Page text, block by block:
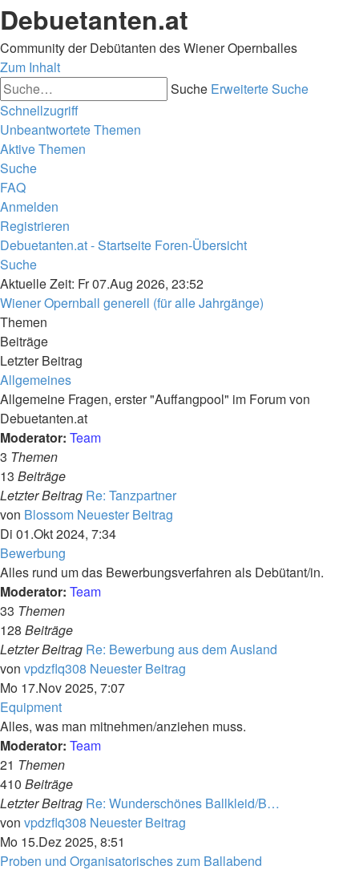
Debuetanten.at
Community der Debütanten des Wiener Opernballes
Zum Inhalt
Suche Erweiterte Suche
Schnellzugriff
Unbeantwortete Themen
Aktive Themen
Suche
FAQ
Anmelden
Registrieren
Debuetanten.at - Startseite Foren-Übersicht
Suche
Aktuelle Zeit: Fr 07.Aug 2026, 23:52
Wiener Opernball generell (für alle Jahrgänge)
Themen
Beiträge
Letzter Beitrag
Allgemeines
Allgemeine Fragen, erster "Auffangpool" im Forum von
Debuetanten.at
Moderator: Team
3 Themen
13 Beiträge
Letzter Beitrag Re: Tanzpartner
von Blossom Neuester Beitrag
Di 01.Okt 2024, 7:34
Bewerbung
Alles rund um das Bewerbungsverfahren als Debütant/in.
Moderator: Team
33 Themen
128 Beiträge
Letzter Beitrag Re: Bewerbung aus dem Ausland
von vpdzflq308 Neuester Beitrag
Mo 17.Nov 2025, 7:07
Equipment
Alles, was man mitnehmen/anziehen muss.
Moderator: Team
21 Themen
410 Beiträge
Letzter Beitrag Re: Wunderschönes Ballkleid/B…
von vpdzflq308 Neuester Beitrag
Mo 15.Dez 2025, 8:51
Proben und Organisatorisches zum Ballabend